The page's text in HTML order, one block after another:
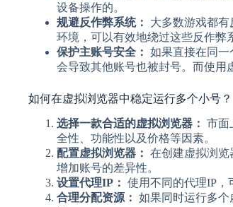
设备操作的。
规避反作弊系统：
大多数游戏都
环境，可以有效地绕过这些反作弊
保护主账号安全： 如果直接在同
会导致其他账号也被封号。而使用
如何在虚拟浏览器中稳定运行多个小号？
选择一款合适的虚拟浏览器： 市面
全性、功能性以及价格等因素。
配置虚拟浏览器： 在创建虚拟浏览
增加账号的差异性。
设置代理IP： 使用不同的代理IP，
合理分配资源： 如果同时运行多